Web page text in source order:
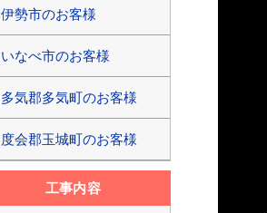
伊勢市のお客様
いなべ市のお客様
多気郡多気町のお客様
度会郡玉城町のお客様
工事内容